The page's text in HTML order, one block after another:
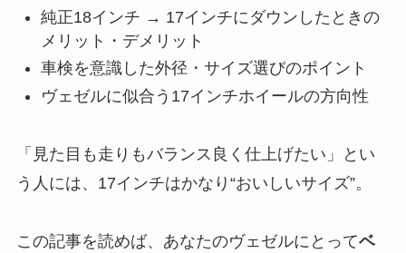
純正18インチ → 17インチにダウンしたときの
メリット・デメリット
車検を意識した外径・サイズ選びのポイント
ヴェゼルに似合う17インチホイールの方向性
「見た目も走りもバランス良く仕上げたい」とい
う人には、17インチはかなり“おいしいサイズ”。
この記事を読めば、あなたのヴェゼルにとってベ